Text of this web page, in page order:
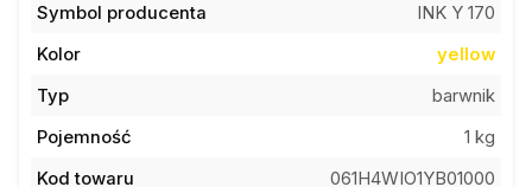
Symbol producenta
INK Y 170
Kolor
yellow
Typ
barwnik
Pojemność
1 kg
Kod towaru
061H4WIO1YB01000